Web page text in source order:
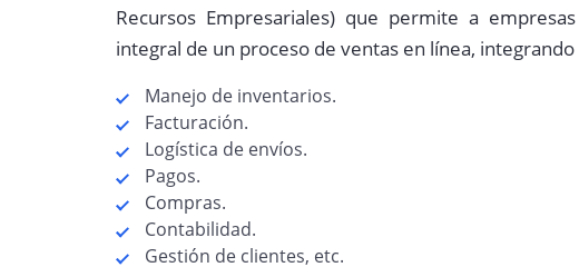
Recursos Empresariales) que permite a
integral de un proceso de ventas en línea,
Manejo de inventarios.
Facturación.
Logística de envíos.
Pagos.
Compras.
Contabilidad.
Gestión de clientes, etc.